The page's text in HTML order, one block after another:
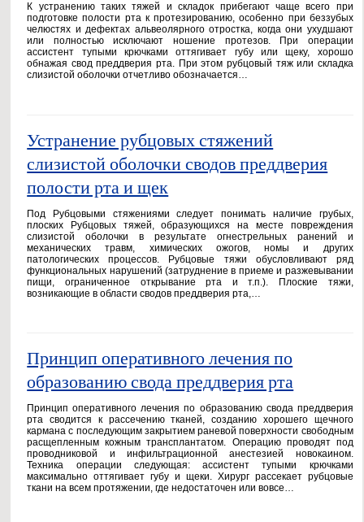
К устранению таких тяжей и складок прибегают чаще всего при
подготовке полости рта к протезированию, особенно при беззубых
челюстях и дефектах альвеолярного отростка, когда они ухудшают
или полностью исключают ношение протезов. При операции
ассистент тупыми крючками оттягивает губу или щеку, хорошо
обнажая свод преддверия рта. При этом рубцовый тяж или складка
слизистой оболочки отчетливо обозначается…
Устранение рубцовых стяжений
слизистой оболочки сводов преддверия
полости рта и щек
Под Рубцовыми стяжениями следует понимать наличие грубых,
плоских Рубцовых тяжей, образующихся на месте повреждения
слизистой оболочки в результате огнестрельных ранений и
механических травм, химических ожогов, номы и других
патологических процессов. Рубцовые тяжи обусловливают ряд
функциональных нарушений (затруднение в приеме и разжевывании
пищи, ограниченное открывание рта и т.п.). Плоские тяжи,
возникающие в области сводов преддверия рта,…
Принцип оперативного лечения по
образованию свода преддверия рта
Принцип оперативного лечения по образованию свода преддверия
рта сводится к рассечению тканей, созданию хорошего щечного
кармана с последующим закрытием раневой поверхности свободным
расщепленным кожным трансплантатом. Операцию проводят под
проводниковой и инфильтрационной анестезией новокаином.
Техника операции следующая: ассистент тупыми крючками
максимально оттягивает губу и щеки. Хирург рассекает рубцовые
ткани на всем протяжении, где недостаточен или вовсе…